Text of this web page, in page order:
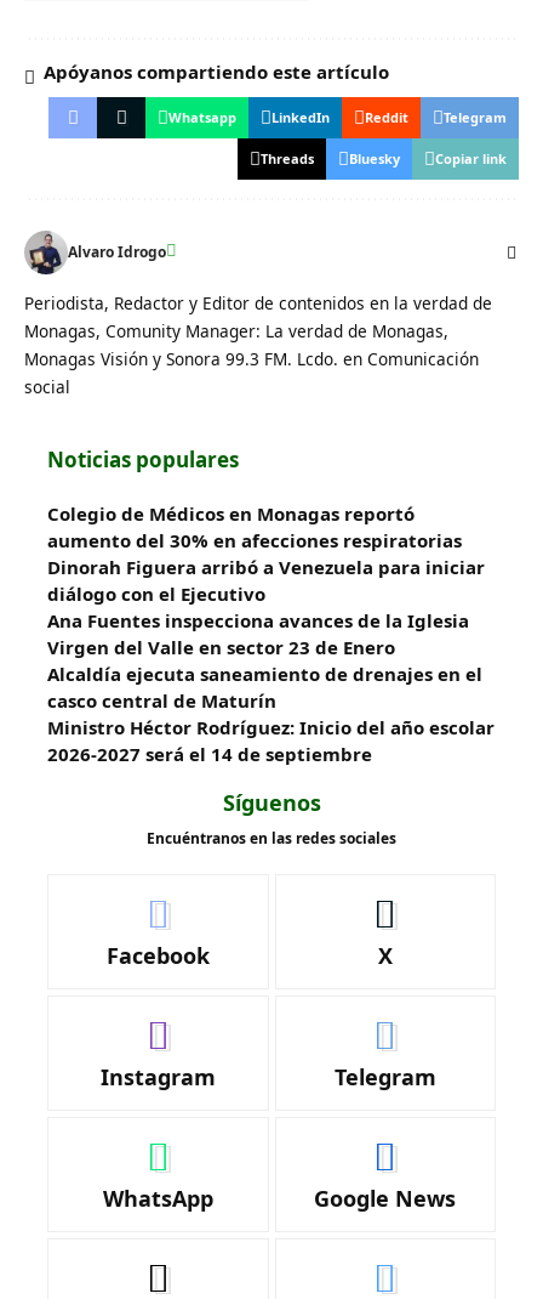
Apóyanos compartiendo este artículo
Whatsapp LinkedIn Reddit Telegram
Threads Bluesky Copiar link
Alvaro Idrogo
Periodista, Redactor y Editor de contenidos en la verdad de
Monagas, Comunity Manager: La verdad de Monagas,
Monagas Visión y Sonora 99.3 FM. Lcdo. en Comunicación
social
Noticias populares
Colegio de Médicos en Monagas reportó
aumento del 30% en afecciones respiratorias
Dinorah Figuera arribó a Venezuela para iniciar
diálogo con el Ejecutivo
Ana Fuentes inspecciona avances de la Iglesia
Virgen del Valle en sector 23 de Enero
Alcaldía ejecuta saneamiento de drenajes en el
casco central de Maturín
Ministro Héctor Rodríguez: Inicio del año escolar
2026-2027 será el 14 de septiembre
Síguenos
Encuéntranos en las redes sociales
Facebook X
Instagram Telegram
WhatsApp Google News